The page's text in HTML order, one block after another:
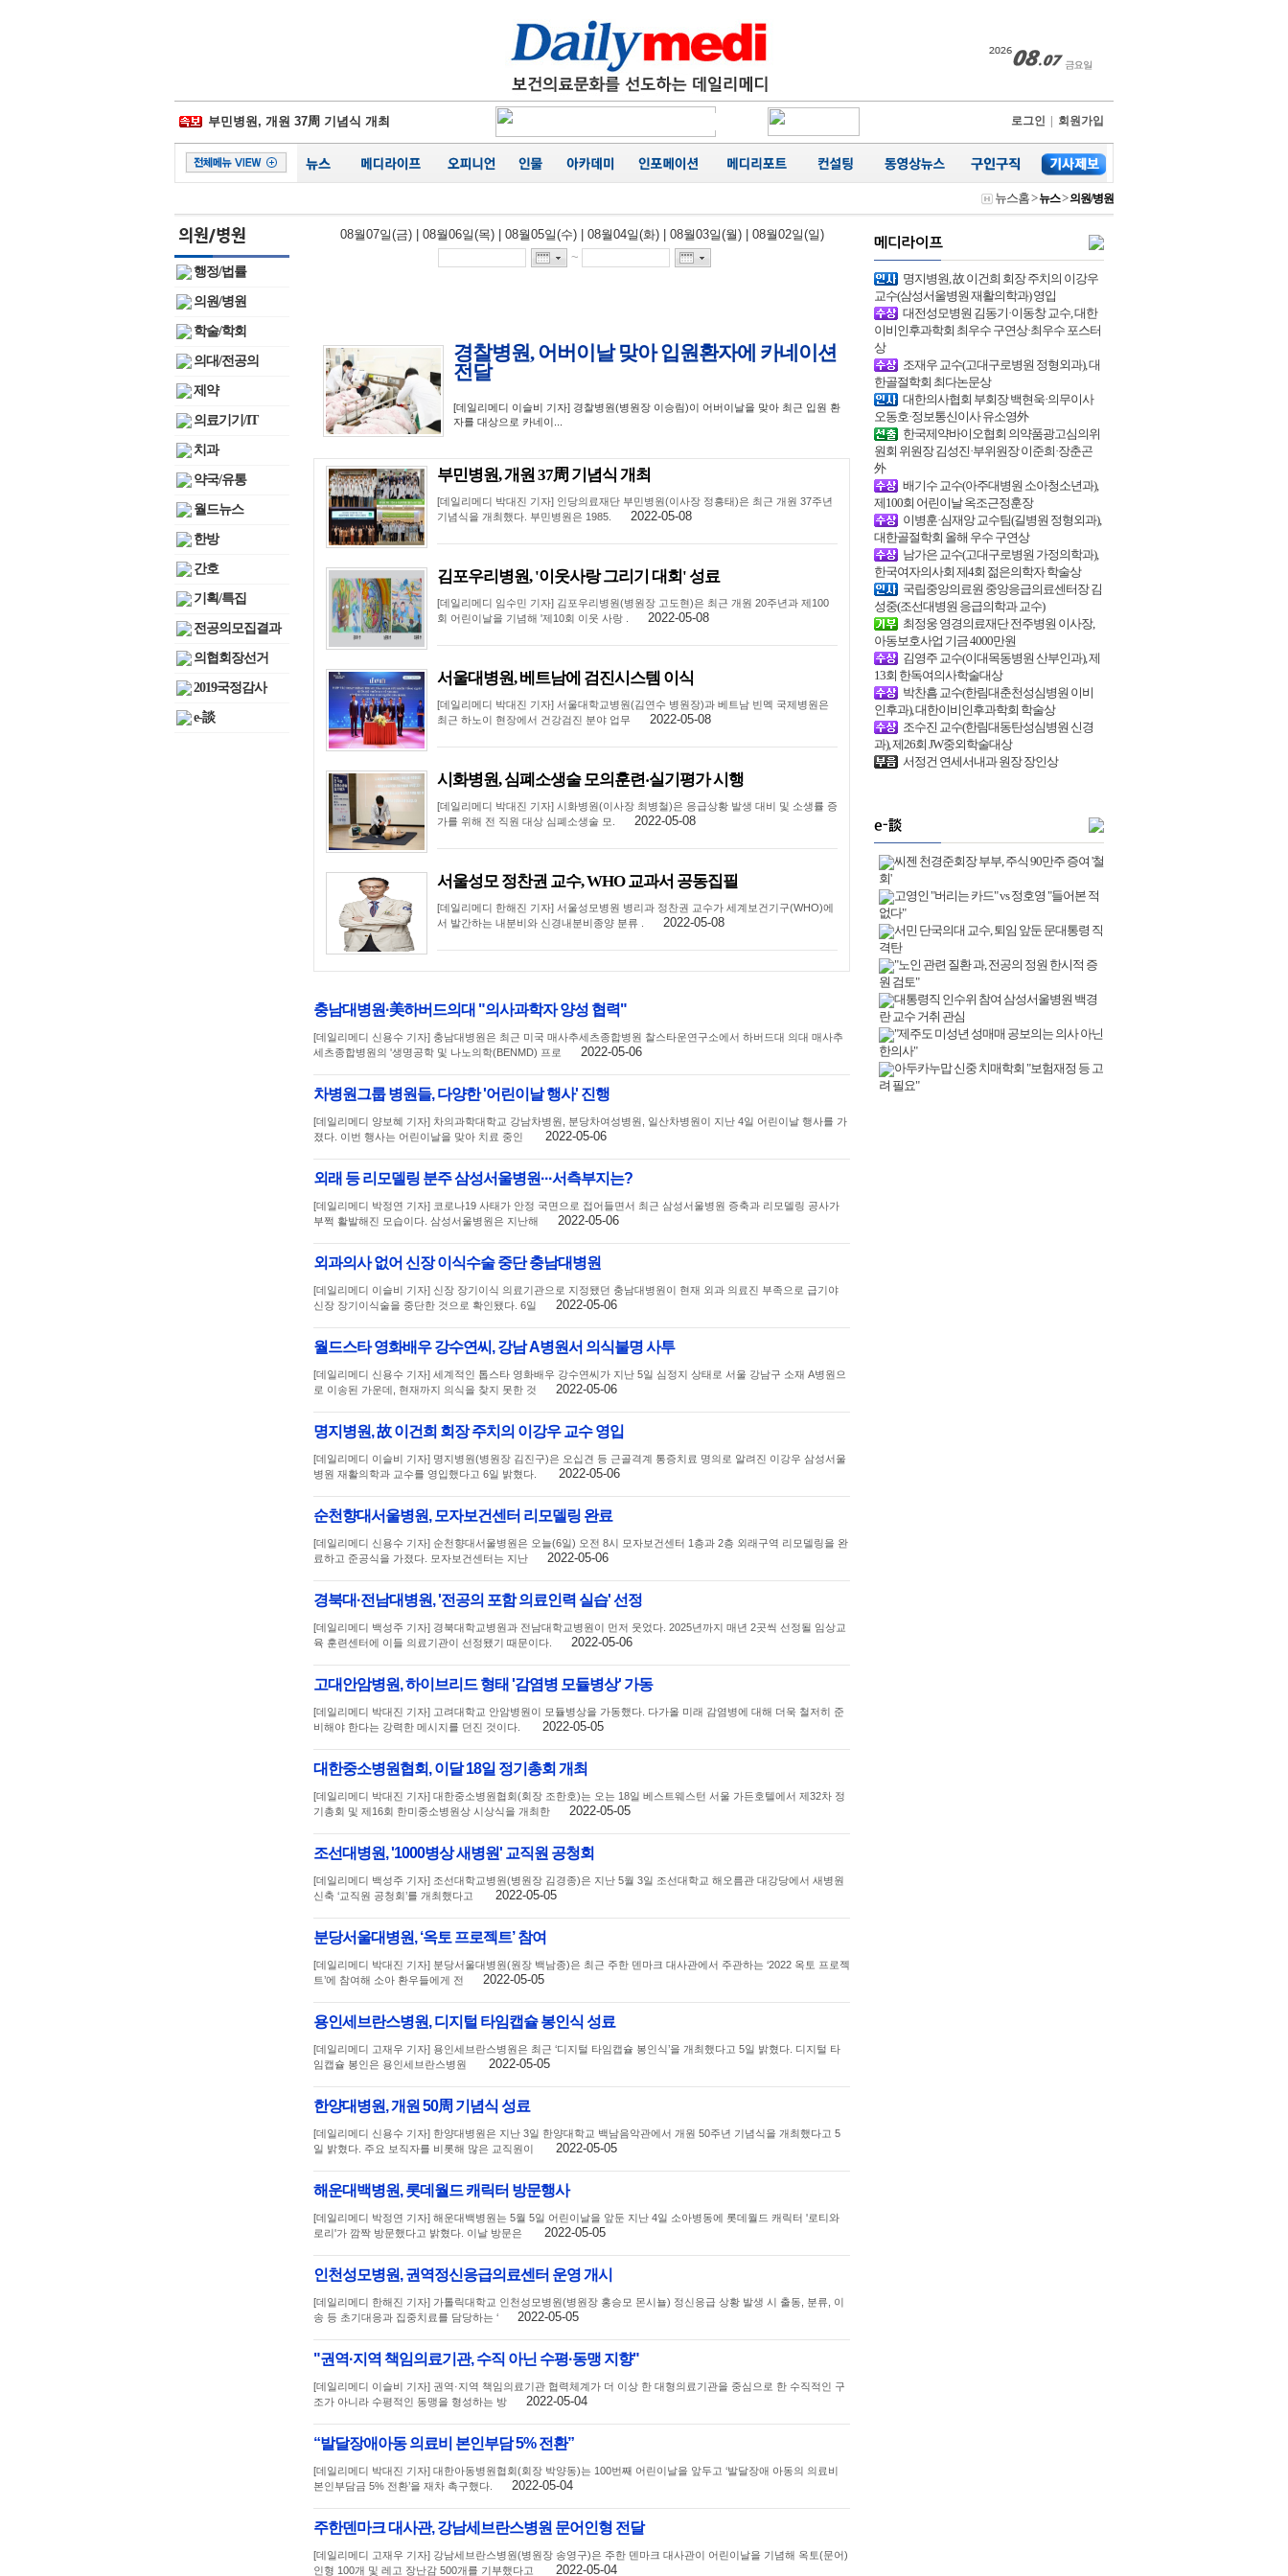
경찰병원, 어버이날 맞아 입원환자에 카네이션
부민병원, 개원 37周 기념식 개최
일동후디스, ‘어버이날 선물 이벤트' 진행
김포우리병원, '이웃사랑 그리기 대회' 성료
서울대병원, 베트남에 검진시스템 이식
시화병원, 심폐소생술 모의훈련‧실기평가
서울성모 정찬권 교수, WHO 교과서 공동집필
백악관, 하반기 코로나19 확진 1억명 가능성 경
삼성물산-제일모직 합병 무효소송 6년만에 '마무
로그인 회원가입
뉴스홈>뉴스>의원/병원
행정/법률
의원/병원
학술/학회
의대/전공의
제약
의료기기/IT
치과
약국/유통
월드뉴스
한방
간호
기획/특집
전공의모집결과
의협회장선거
2019국정감사
e-談
08월07일(금)| 08월06일(목)| 08월05일(수)| 08월04일(화)| 08월03일(월)| 08월02일(일)
~
경찰병원, 어버이날 맞아 입원환자에 카네이션
전달
[데일리메디 이슬비 기자] 경찰병원(병원장 이승림)이 어버이날을 맞아 최근 입원 환
자를 대상으로 카네이...
부민병원, 개원 37周 기념식 개최
[데일리메디 박대진 기자] 인당의료재단 부민병원(이사장 정흥태)은 최근 개원 37주년
기념식을 개최했다. 부민병원은 1985.
2022-05-08
김포우리병원, '이웃사랑 그리기 대회' 성료
[데일리메디 임수민 기자] 김포우리병원(병원장 고도현)은 최근 개원 20주년과 제100
회 어린이날을 기념해 '제10회 이웃 사랑 .
2022-05-08
서울대병원, 베트남에 검진시스템 이식
[데일리메디 박대진 기자] 서울대학교병원(김연수 병원장)과 베트남 빈멕 국제병원은
최근 하노이 현장에서 건강검진 분야 업무
2022-05-08
시화병원, 심폐소생술 모의훈련‧실기평가 시행
[데일리메디 박대진 기자] 시화병원(이사장 최병철)은 응급상황 발생 대비 및 소생률 증
가를 위해 전 직원 대상 심폐소생술 모.
2022-05-08
서울성모 정찬권 교수, WHO 교과서 공동집필
[데일리메디 한해진 기자] 서울성모병원 병리과 정찬권 교수가 세계보건기구(WHO)에
서 발간하는 내분비와 신경내분비종양 분류 .
2022-05-08
충남대병원·美하버드의대 "의사과학자 양성 협력"
[데일리메디 신용수 기자] 충남대병원은 최근 미국 매사추세츠종합병원 찰스타운연구소에서 하버드대 의대 매사추
세츠종합병원의 '생명공학 및 나노의학(BENMD) 프로
2022-05-06
차병원그룹 병원들, 다양한 '어린이날 행사' 진행
[데일리메디 양보혜 기자] 차의과학대학교 강남차병원, 분당차여성병원, 일산차병원이 지난 4일 어린이날 행사를 가
졌다. 이번 행사는 어린이날을 맞아 치료 중인
2022-05-06
외래 등 리모델링 분주 삼성서울병원···서측부지는?
[데일리메디 박정연 기자] 코로나19 사태가 안정 국면으로 접어들면서 최근 삼성서울병원 증축과 리모델링 공사가
부쩍 활발해진 모습이다. 삼성서울병원은 지난해
2022-05-06
외과의사 없어 신장 이식수술 중단 충남대병원
[데일리메디 이슬비 기자] 신장 장기이식 의료기관으로 지정됐던 충남대병원이 현재 외과 의료진 부족으로 급기야
신장 장기이식술을 중단한 것으로 확인됐다. 6일
2022-05-06
월드스타 영화배우 강수연씨, 강남 A병원서 의식불명 사투
[데일리메디 신용수 기자] 세계적인 톱스타 영화배우 강수연씨가 지난 5일 심정지 상태로 서울 강남구 소재 A병원으
로 이송된 가운데, 현재까지 의식을 찾지 못한 것
2022-05-06
명지병원, 故 이건희 회장 주치의 이강우 교수 영입
[데일리메디 이슬비 기자] 명지병원(병원장 김진구)은 오십견 등 근골격계 통증치료 명의로 알려진 이강우 삼성서울
병원 재활의학과 교수를 영입했다고 6일 밝혔다.
2022-05-06
순천향대서울병원, 모자보건센터 리모델링 완료
[데일리메디 신용수 기자] 순천향대서울병원은 오늘(6일) 오전 8시 모자보건센터 1층과 2층 외래구역 리모델링을 완
료하고 준공식을 가졌다. 모자보건센터는 지난
2022-05-06
경북대·전남대병원, '전공의 포함 의료인력 실습' 선정
[데일리메디 백성주 기자] 경북대학교병원과 전남대학교병원이 먼저 웃었다. 2025년까지 매년 2곳씩 선정될 임상교
육 훈련센터에 이들 의료기관이 선정됐기 때문이다.
2022-05-06
고대안암병원, 하이브리드 형태 '감염병 모듈병상' 가동
[데일리메디 박대진 기자] 고려대학교 안암병원이 모듈병상을 가동했다. 다가올 미래 감염병에 대해 더욱 철저히 준
비해야 한다는 강력한 메시지를 던진 것이다.
2022-05-05
대한중소병원협회, 이달 18일 정기총회 개최
[데일리메디 박대진 기자] 대한중소병원협회(회장 조한호)는 오는 18일 베스트웨스턴 서울 가든호텔에서 제32차 정
기총회 및 제16회 한미중소병원상 시상식을 개최한
2022-05-05
조선대병원, '1000병상 새병원' 교직원 공청회
[데일리메디 백성주 기자] 조선대학교병원(병원장 김경종)은 지난 5월 3일 조선대학교 해오름관 대강당에서 새병원
신축 ‘교직원 공청회’를 개최했다고
2022-05-05
분당서울대병원, ‘옥토 프로젝트’ 참여
[데일리메디 박대진 기자] 분당서울대병원(원장 백남종)은 최근 주한 덴마크 대사관에서 주관하는 ‘2022 옥토 프로젝
트’에 참여해 소아 환우들에게 전
2022-05-05
용인세브란스병원, 디지털 타임캡슐 봉인식 성료
[데일리메디 고재우 기자] 용인세브란스병원은 최근 ‘디지털 타임캡슐 봉인식’을 개최했다고 5일 밝혔다. 디지털 타
임캡슐 봉인은 용인세브란스병원
2022-05-05
한양대병원, 개원 50周 기념식 성료
[데일리메디 신용수 기자] 한양대병원은 지난 3일 한양대학교 백남음악관에서 개원 50주년 기념식을 개최했다고 5
일 밝혔다. 주요 보직자를 비롯해 많은 교직원이
2022-05-05
해운대백병원, 롯데월드 캐릭터 방문행사
[데일리메디 박정연 기자] 해운대백병원는 5월 5일 어린이날을 앞둔 지난 4일 소아병동에 롯데월드 캐릭터 '로티와
로리'가 깜짝 방문했다고 밝혔다. 이날 방문은
2022-05-05
인천성모병원, 권역정신응급의료센터 운영 개시
[데일리메디 한해진 기자] 가톨릭대학교 인천성모병원(병원장 홍승모 몬시뇰) 정신응급 상황 발생 시 출동, 분류, 이
송 등 초기대응과 집중치료를 담당하는 ‘
2022-05-05
"권역·지역 책임의료기관, 수직 아닌 수평·동맹 지향"
[데일리메디 이슬비 기자] 권역·지역 책임의료기관 협력체계가 더 이상 한 대형의료기관을 중심으로 한 수직적인 구
조가 아니라 수평적인 동맹을 형성하는 방
2022-05-04
“발달장애아동 의료비 본인부담 5% 전환”
[데일리메디 박대진 기자] 대한아동병원협회(회장 박양동)는 100번째 어린이날을 앞두고 ‘발달장애 아동의 의료비
본인부담금 5% 전환’을 재차 촉구했다.
2022-05-04
주한덴마크 대사관, 강남세브란스병원 문어인형 전달
[데일리메디 고재우 기자] 강남세브란스병원(병원장 송영구)은 주한 덴마크 대사관이 어린이날을 기념해 옥토(문어)
인형 100개 및 레고 장난감 500개를 기부했다고
2022-05-04
명지병원, 故 이건희 회장 주치의 이강우
교수(삼성서울병원 재활의학과) 영입
대전성모병원 김동기·이동창 교수, 대한
이비인후과학회 최우수 구연상·최우수 포스터
상
조재우 교수(고대구로병원 정형외과), 대
한골절학회 최다논문상
대한의사협회 부회장 백현욱·의무이사
오동호·정보통신이사 유소영外
한국제약바이오협회 의약품광고심의위
원회 위원장 김성진·부위원장 이준희·장춘곤
外
배기수 교수(아주대병원 소아청소년과),
제100회 어린이날 옥조근정훈장
이병훈·심재앙 교수팀(길병원 정형외과),
대한골절학회 올해 우수 구연상
남가은 교수(고대구로병원 가정의학과),
한국여자의사회 제4회 젊은의학자 학술상
국립중앙의료원 중앙응급의료센터장 김
성중(조선대병원 응급의학과 교수)
최정웅 영경의료재단 전주병원 이사장,
아동보호사업 기금 4000만원
김영주 교수(이대목동병원 산부인과), 제
13회 한독여의사학술대상
박찬흠 교수(한림대춘천성심병원 이비
인후과), 대한이비인후과학회 학술상
조수진 교수(한림대동탄성심병원 신경
과), 제26회 JW중외학술대상
서정건 연세서내과 원장 장인상
씨젠 천경준회장 부부, 주식 90만주 증여 '철
회'
고영인 "버리는 카드" vs 정호영 "들어본 적
없다"
서민 단국의대 교수, 퇴임 앞둔 문대통령 직
격탄
"노인 관련 질환 과, 전공의 정원 한시적 증
원 검토"
대통령직 인수위 참여 삼성서울병원 백경
란 교수 거취 관심
"제주도 미성년 성매매 공보의는 의사 아닌
한의사"
아두카누맙 신중 치매학회 "보험재정 등 고
려 필요"